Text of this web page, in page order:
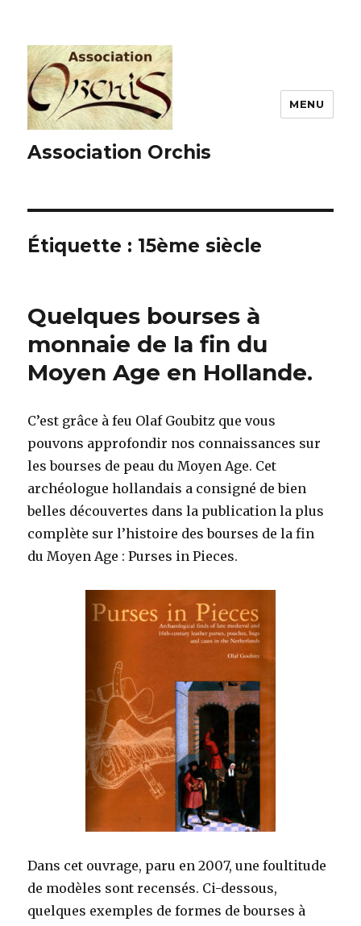
Association Orchis
MENU
Étiquette : 15ème siècle
Quelques bourses à
monnaie de la fin du
Moyen Age en Hollande.
C’est grâce à feu Olaf Goubitz que vous
pouvons approfondir nos connaissances sur
les bourses de peau du Moyen Age. Cet
archéologue hollandais a consigné de bien
belles découvertes dans la publication la plus
complète sur l’histoire des bourses de la fin
du Moyen Age : Purses in Pieces.
Dans cet ouvrage, paru en 2007, une foultitude
de modèles sont recensés. Ci-dessous,
quelques exemples de formes de bourses à